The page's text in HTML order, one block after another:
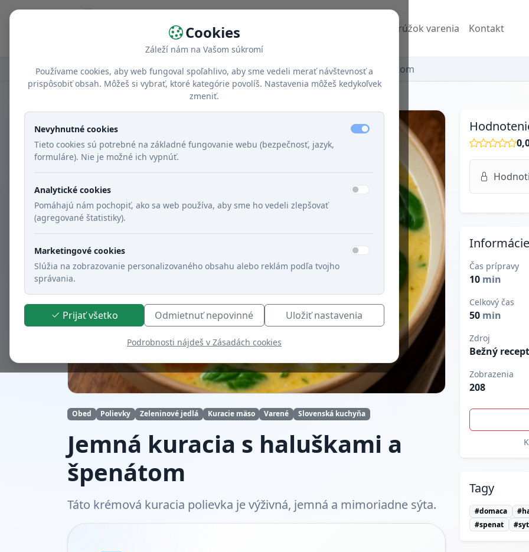
Domov Džuzeppe a Krúžok varenia Kontakt
Domov Recepty Chody Obed Jemná kuracia s haluškami a špenátom
Obed Polievky Zeleninové jedlá Kuracie mäso Varené Slovenská kuchyňa
Jemná kuracia s haluškami a
špenátom
Táto krémová kuracia polievka je výživná, jemná a mimoriadne sýta.
Informácie
Čas prípravy
10 min
Celkový čas
50 min
Zdroj
Bežný recept
Zobrazenia
208
Tagy
#domaca
#spenat
Cookies
Záleží nám na Vašom súkromí
Používame cookies, aby web fungoval spoľahlivo, aby sme vedeli merať návštevnosť a
prispôsobiť obsah. Môžeš si vybrať, ktoré kategórie povolíš. Nastavenia môžeš kedykoľvek
zmeniť.
Nevyhnutné cookies
Tieto cookies sú potrebné na základné fungovanie webu (bezpečnosť, jazyk,
formuláre). Nie je možné ich vypnúť.
Analytické cookies
Pomáhajú nám pochopiť, ako sa web používa, aby sme ho vedeli zlepšovať
(agregované štatistiky).
Marketingové cookies
Slúžia na zobrazovanie personalizovaného obsahu alebo reklám podľa tvojho
správania.
Prijať všetko Odmietnuť nepovinné Uložiť nastavenia
Podrobnosti nájdeš v Zásadách cookies